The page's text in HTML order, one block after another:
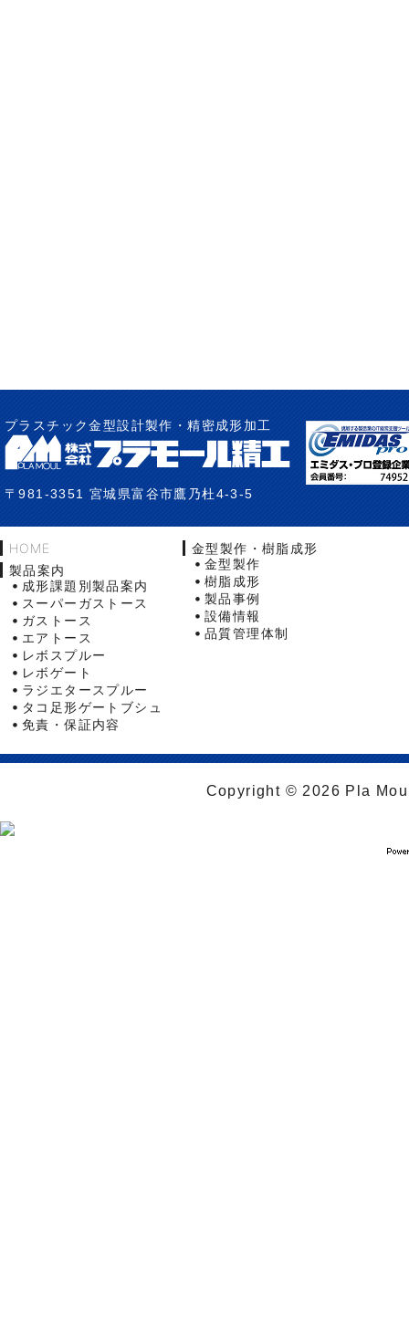
プラスチック金型設計製作・精密成形加工
〒981-3351 宮城県富谷市鷹乃杜4-3-5
HOME
製品案内
成形課題別製品案内
スーパーガストース
ガストース
エアトース
レボスプルー
レボゲート
ラジエタースプルー
タコ足形ゲートブシュ
免責・保証内容
金型製作・樹脂成形
金型製作
樹脂成形
製品事例
設備情報
品質管理体制
Copyright © 2026 Pla